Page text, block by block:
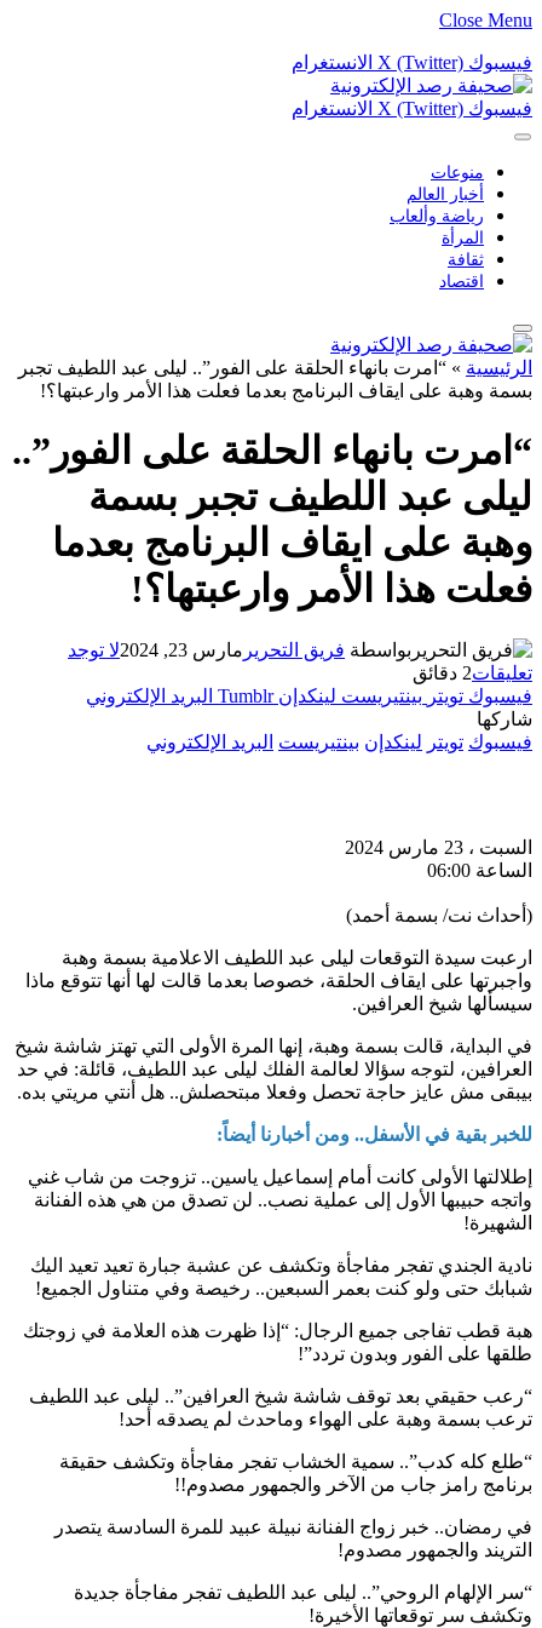
Close Menu
فيسبوك X (Twitter) الانستغرام
فيسبوك X (Twitter) الانستغرام
منوعات
أخبار العالم
رياضة وألعاب
المرأة
ثقافة
اقتصاد
الرئيسية » “امرت بانهاء الحلقة على الفور”.. ليلى عبد اللطيف تجبر
بسمة وهبة على ايقاف البرنامج بعدما فعلت هذا الأمر وارعبتها؟!
“امرت بانهاء الحلقة على الفور”..
ليلى عبد اللطيف تجبر بسمة
وهبة على ايقاف البرنامج بعدما
فعلت هذا الأمر وارعبتها؟!
بواسطة فريق التحرير مارس 23, 2024
لا توجد
تعليقات2 دقائق
فيسبوك تويتر بينتيريست لينكدإن Tumblr البريد الإلكتروني
شاركها
فيسبوك تويتر لينكدإن بينتيريست البريد الإلكتروني
السبت ، 23 مارس 2024
الساعة 06:00
(أحداث نت/ بسمة أحمد)
ارعبت سيدة التوقعات ليلى عبد اللطيف الاعلامية بسمة وهبة
واجبرتها على ايقاف الحلقة، خصوصا بعدما قالت لها أنها تتوقع ماذا
سيسألها شيخ العرافين.
في البداية، قالت بسمة وهبة، إنها المرة الأولى التي تهتز شاشة شيخ
العرافين، لتوجه سؤالا لعالمة الفلك ليلى عبد اللطيف، قائلة: في حد
بيبقى مش عايز حاجة تحصل وفعلا مبتحصلش.. هل أنتي مريتي بده.
للخبر بقية في الأسفل.. ومن أخبارنا أيضاً:
إطلالتها الأولى كانت أمام إسماعيل ياسين.. تزوجت من شاب غني
واتجه حبيبها الأول إلى عملية نصب.. لن تصدق من هي هذه الفنانة
الشهيرة!
نادية الجندي تفجر مفاجأة وتكشف عن عشبة جبارة تعيد تعيد اليك
شبابك حتى ولو كنت بعمر السبعين.. رخيصة وفي متناول الجميع!
هبة قطب تفاجى جميع الرجال: “إذا ظهرت هذه العلامة في زوجتك
طلقها على الفور وبدون تردد”!
“رعب حقيقي بعد توقف شاشة شيخ العرافين”.. ليلى عبد اللطيف
ترعب بسمة وهبة على الهواء وماحدث لم يصدقه أحد!
“طلع كله كدب”.. سمية الخشاب تفجر مفاجأة وتكشف حقيقة
برنامج رامز جاب من الآخر والجمهور مصدوم!!
في رمضان.. خبر زواج الفنانة نبيلة عبيد للمرة السادسة يتصدر
التريند والجمهور مصدوم!
“سر الإلهام الروحي”.. ليلى عبد اللطيف تفجر مفاجأة جديدة
وتكشف سر توقعاتها الأخيرة!